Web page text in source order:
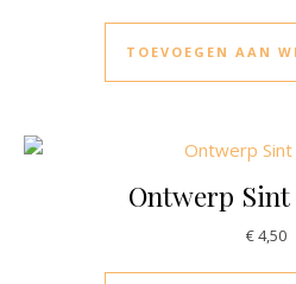
TOEVOEGEN AAN
Ontwerp
€4,50